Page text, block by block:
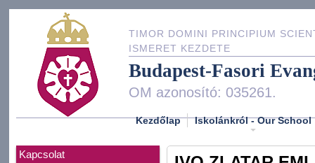
TIMOR DOMINI PRINCIPIUM
ISMERET KEZDETE
Budapest-Fasori
OM azonosító: 035261.
Kezdőlap Iskolánkról - Our School
Kapcsolat